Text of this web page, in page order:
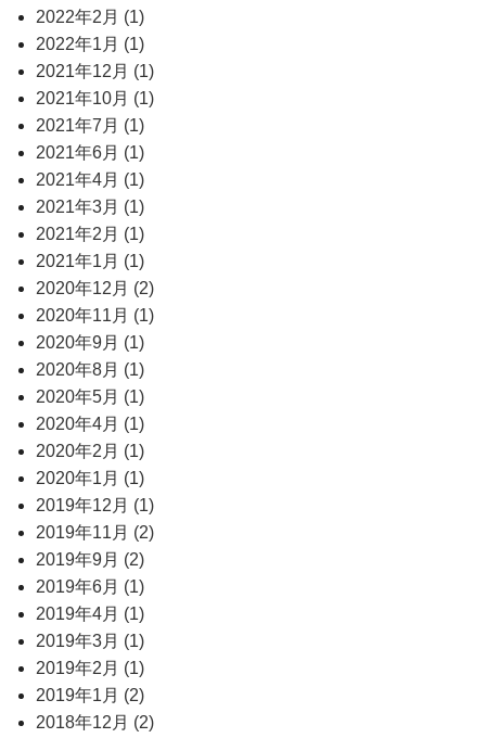
2022年2月 (1)
2022年1月 (1)
2021年12月 (1)
2021年10月 (1)
2021年7月 (1)
2021年6月 (1)
2021年4月 (1)
2021年3月 (1)
2021年2月 (1)
2021年1月 (1)
2020年12月 (2)
2020年11月 (1)
2020年9月 (1)
2020年8月 (1)
2020年5月 (1)
2020年4月 (1)
2020年2月 (1)
2020年1月 (1)
2019年12月 (1)
2019年11月 (2)
2019年9月 (2)
2019年6月 (1)
2019年4月 (1)
2019年3月 (1)
2019年2月 (1)
2019年1月 (2)
2018年12月 (2)